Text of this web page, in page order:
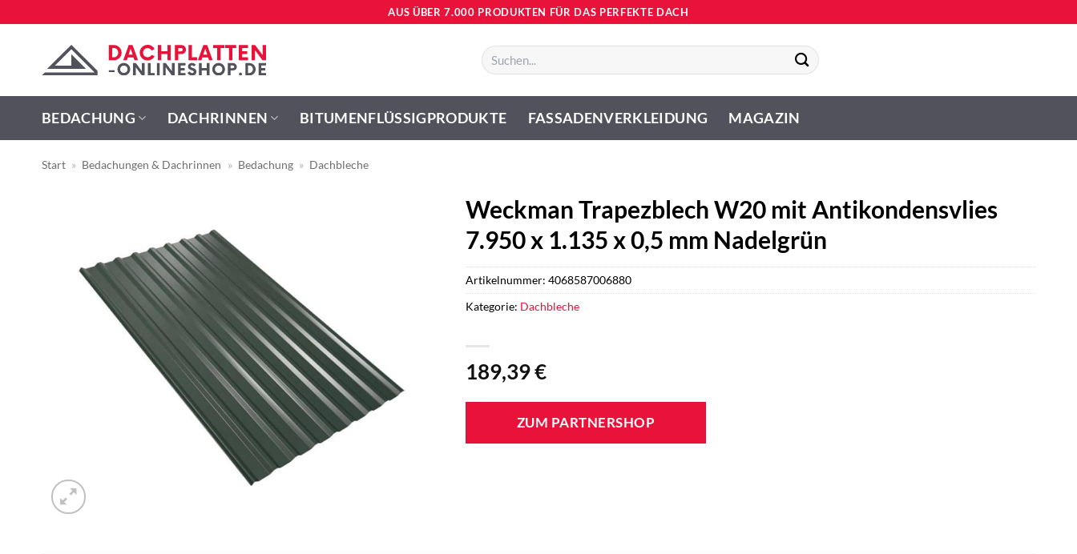
AUS ÜBER 7.000 PRODUKTEN FÜR DAS PERFEKTE DACH
Suchen
nach:
BEDACHUNG DACHRINNEN BITUMENFLÜSSIGPRODUKTE FASSADENVERKLEIDUNG MAGAZIN
Start » Bedachungen & Dachrinnen » Bedachung » Dachbleche
Weckman Trapezblech W20 mit Antikondensvlies
7.950 x 1.135 x 0,5 mm Nadelgrün
189,39€
ZUM PARTNERSHOP
Artikelnummer:4068587006880
Kategorie: Dachbleche